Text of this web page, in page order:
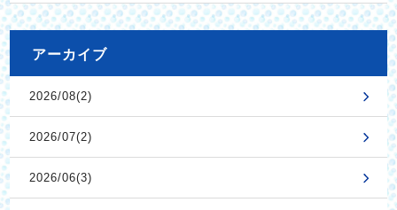
アーカイブ
2026/08(2)
2026/07(2)
2026/06(3)